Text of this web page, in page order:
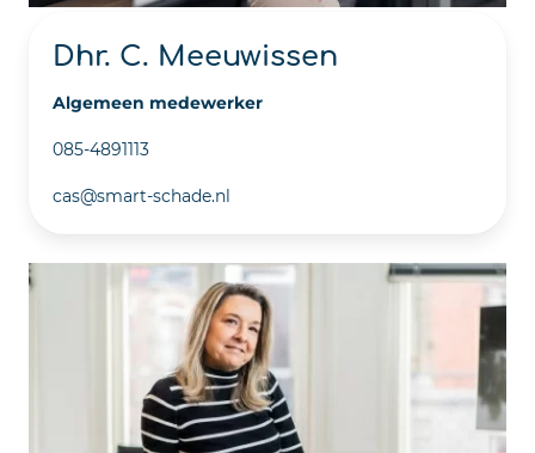
Dhr. C. Meeuwissen
Algemeen medewerker
085-4891113
cas@smart-schade.nl